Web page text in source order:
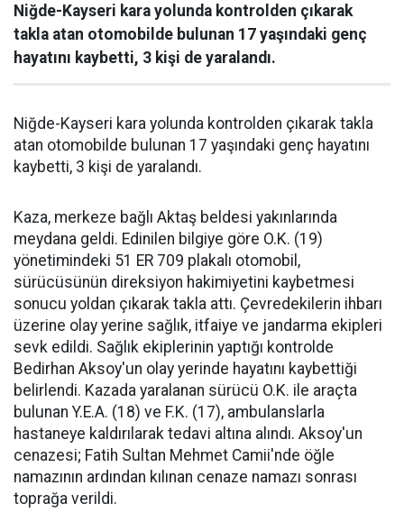
Niğde-Kayseri kara yolunda kontrolden çıkarak
takla atan otomobilde bulunan 17 yaşındaki genç
hayatını kaybetti, 3 kişi de yaralandı.
Niğde-Kayseri kara yolunda kontrolden çıkarak takla
atan otomobilde bulunan 17 yaşındaki genç hayatını
kaybetti, 3 kişi de yaralandı.
Kaza, merkeze bağlı Aktaş beldesi yakınlarında
meydana geldi. Edinilen bilgiye göre O.K. (19)
yönetimindeki 51 ER 709 plakalı otomobil,
sürücüsünün direksiyon hakimiyetini kaybetmesi
sonucu yoldan çıkarak takla attı. Çevredekilerin ihbarı
üzerine olay yerine sağlık, itfaiye ve jandarma ekipleri
sevk edildi. Sağlık ekiplerinin yaptığı kontrolde
Bedirhan Aksoy'un olay yerinde hayatını kaybettiği
belirlendi. Kazada yaralanan sürücü O.K. ile araçta
bulunan Y.E.A. (18) ve F.K. (17), ambulanslarla
hastaneye kaldırılarak tedavi altına alındı. Aksoy'un
cenazesi; Fatih Sultan Mehmet Camii'nde öğle
namazının ardından kılınan cenaze namazı sonrası
toprağa verildi.